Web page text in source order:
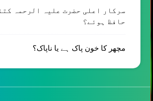
سرکار اعلی حضرت علیہ الرحمہ
حافظ ہوئے؟
مچھر کا خون پاک ہے یا ناپاک؟